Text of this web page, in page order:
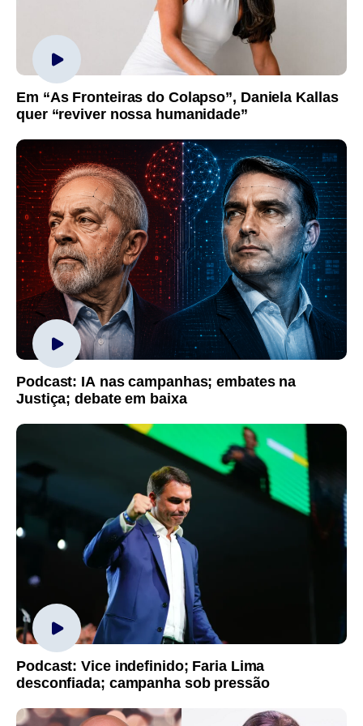
Em “As Fronteiras do Colapso”, Daniela Kallas
quer “reviver nossa humanidade”
Podcast: IA nas campanhas; embates na
Justiça; debate em baixa
Podcast: Vice indefinido; Faria Lima
desconfiada; campanha sob pressão